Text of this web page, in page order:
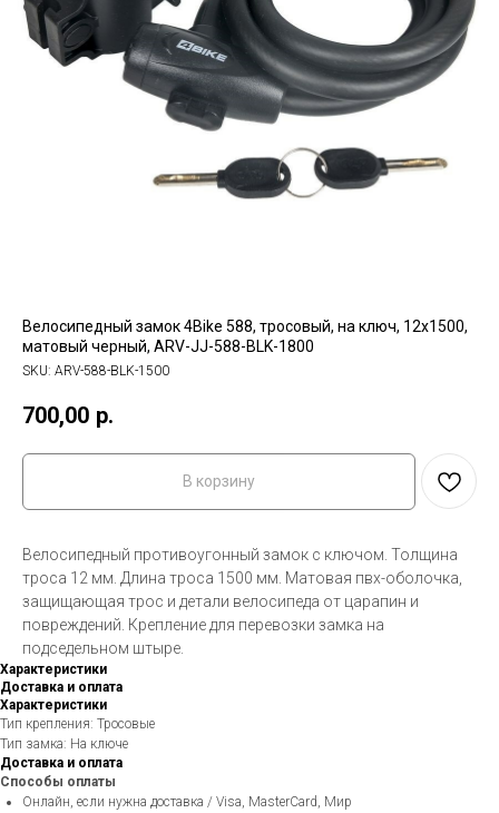
Велосипедный замок 4Bike 588, тросовый, на ключ, 12x1500,
матовый черный, ARV-JJ-588-BLK-1800
SKU: ARV-588-BLK-1500
700,00 р.
В корзину
Велосипедный противоугонный замок с ключом. Толщина
троса 12 мм. Длина троса 1500 мм. Матовая пвх-оболочка,
защищающая трос и детали велосипеда от царапин и
повреждений. Крепление для перевозки замка на
подседельном штыре.
Характеристики
Доставка и оплата
Характеристики
Тип крепления: Тросовые
Тип замка: На ключе
Доставка и оплата
Способы оплаты
Онлайн, если нужна доставка / Visa, MasterCard, Мир